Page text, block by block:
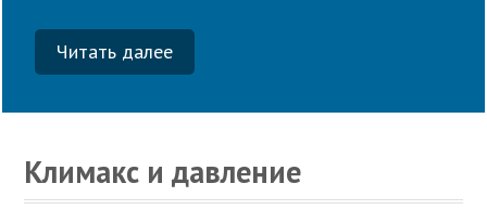
Читать далее
Климакс и давление